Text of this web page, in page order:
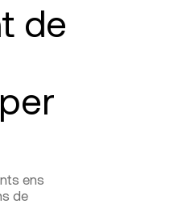
de
ens
de